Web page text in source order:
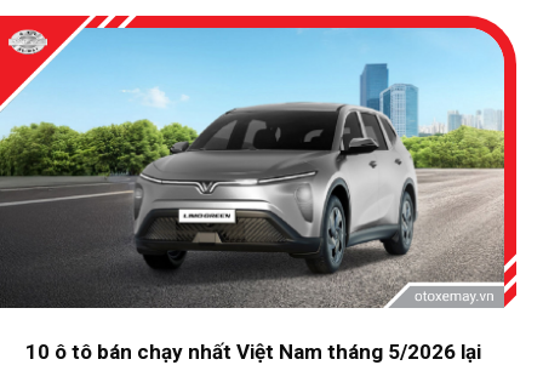
10 ô tô bán chạy nhất Việt Nam tháng 5/2026 lại